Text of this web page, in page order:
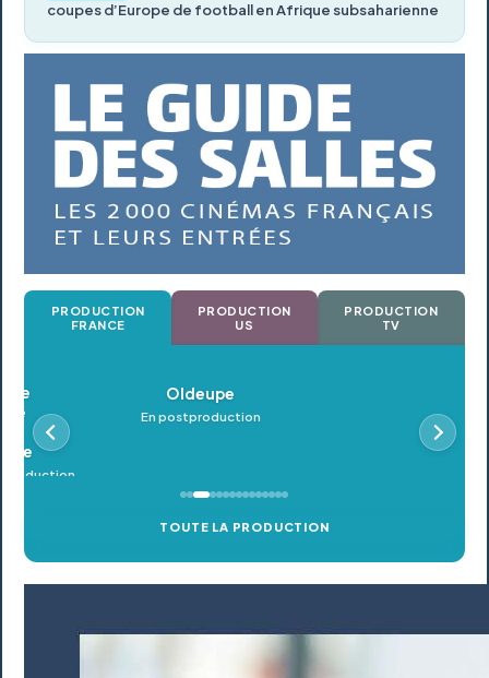
coupes d’Europe de football en Afrique subsaharienne
PRODUCTION
FRANCE
PRODUCTION
US
PRODUCTION
TV
Oldeupe
En postproduction
TOUTE LA PRODUCTION